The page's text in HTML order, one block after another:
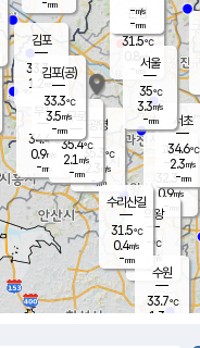
과천
32.3℃
0.9m/s
- mm
mm
의왕
- ℃
m/s
mm
김포
33.3℃
1.2 m/s
mm
광명
35.3 ℃
2.3 m/s
-mm
부천
34.4℃
0.9m/s
-mm
구로
35.4℃
2.1 m/s
-mm
은평
31.5℃
0.8 m/s
- mm
서초
34.6℃
2.3m/s
-mm
수리산길
31.5℃
0.4m/s
-mm
-m/s
-mm
김포(공)
33.3℃
3.5m/s
-mm
수원
33.7℃
1.3 m/s
서울
35℃
3.3m/s
-mm